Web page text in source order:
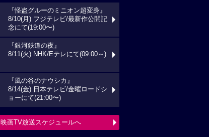
『怪盗グルーのミニオン超変身』
8/10(月) フジテレビ/最新作公開記
念にて(19:00〜)
『銀河鉄道の夜』
8/11(火) NHK/Eテレにて(09:00～)
『風の谷のナウシカ』
8/14(金) 日本テレビ/金曜ロードシ
ョーにて(21:00〜)
映画TV放送スケジュールへ